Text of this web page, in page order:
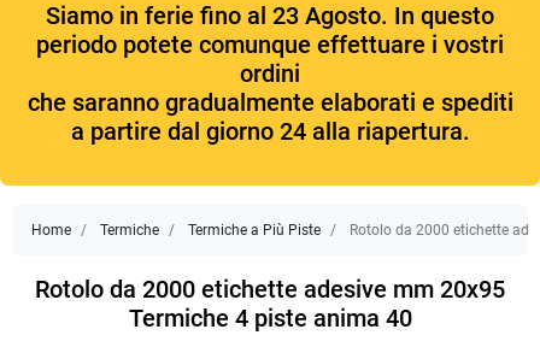
Siamo in ferie fino al 23 Agosto. In questo
periodo potete comunque effettuare i vostri
ordini
che saranno gradualmente elaborati e spediti
a partire dal giorno 24 alla riapertura.
Home Termiche Termiche a Più Piste Rotolo da 2000 etichette
Rotolo da 2000 etichette adesive mm 20x95
Termiche 4 piste anima 40